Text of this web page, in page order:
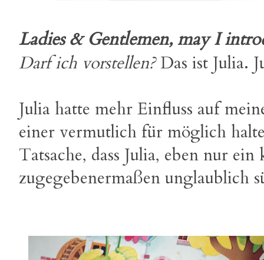
Ladies & Gentlemen, may I
Darf ich vorstellen?Das ist Julia.
Julia hatte mehr Einfluss auf
einer vermutlich für möglich
Tatsache, dass Julia, eben nur
zugegebenermaßen unglaublich